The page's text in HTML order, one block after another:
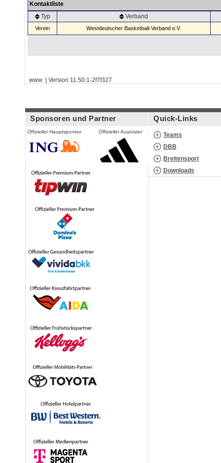
Kontaktliste
Typ
Verband
Verein Westdeutscher Basketball-Verband e.V.
www | Version 11.50.1-2f7f327
Sponsoren und Partner
Offizieller Hauptsponsor Offizieller Ausrüster
Quick-Links
Teams
DBB
Breitensport
Downloads